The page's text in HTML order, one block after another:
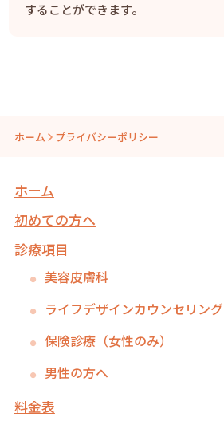
することができます。
ホーム プライバシーポリシー
ホーム
初めての方へ
診療項目
美容皮膚科
ライフデザインカウンセリング
保険診療（女性のみ）
男性の方へ
料金表